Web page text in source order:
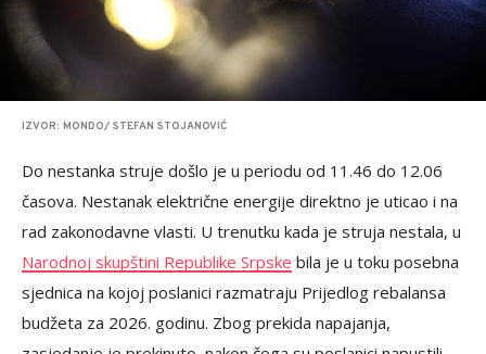
IZVOR: MONDO/ STEFAN STOJANOVIĆ
Do nestanka struje došlo je u periodu od 11.46 do 12.06
časova. Nestanak električne energije direktno je uticao i na
rad zakonodavne vlasti. U trenutku kada je struja nestala, u
Narodnoj skupštini Republike Srpske bila je u toku posebna
sjednica na kojoj poslanici razmatraju Prijedlog rebalansa
budžeta za 2026. godinu. Zbog prekida napajanja,